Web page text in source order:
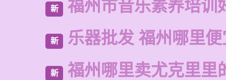
新 福州市音乐素养培训
新 乐器批发 福州哪里
新 福州哪里卖尤克里里